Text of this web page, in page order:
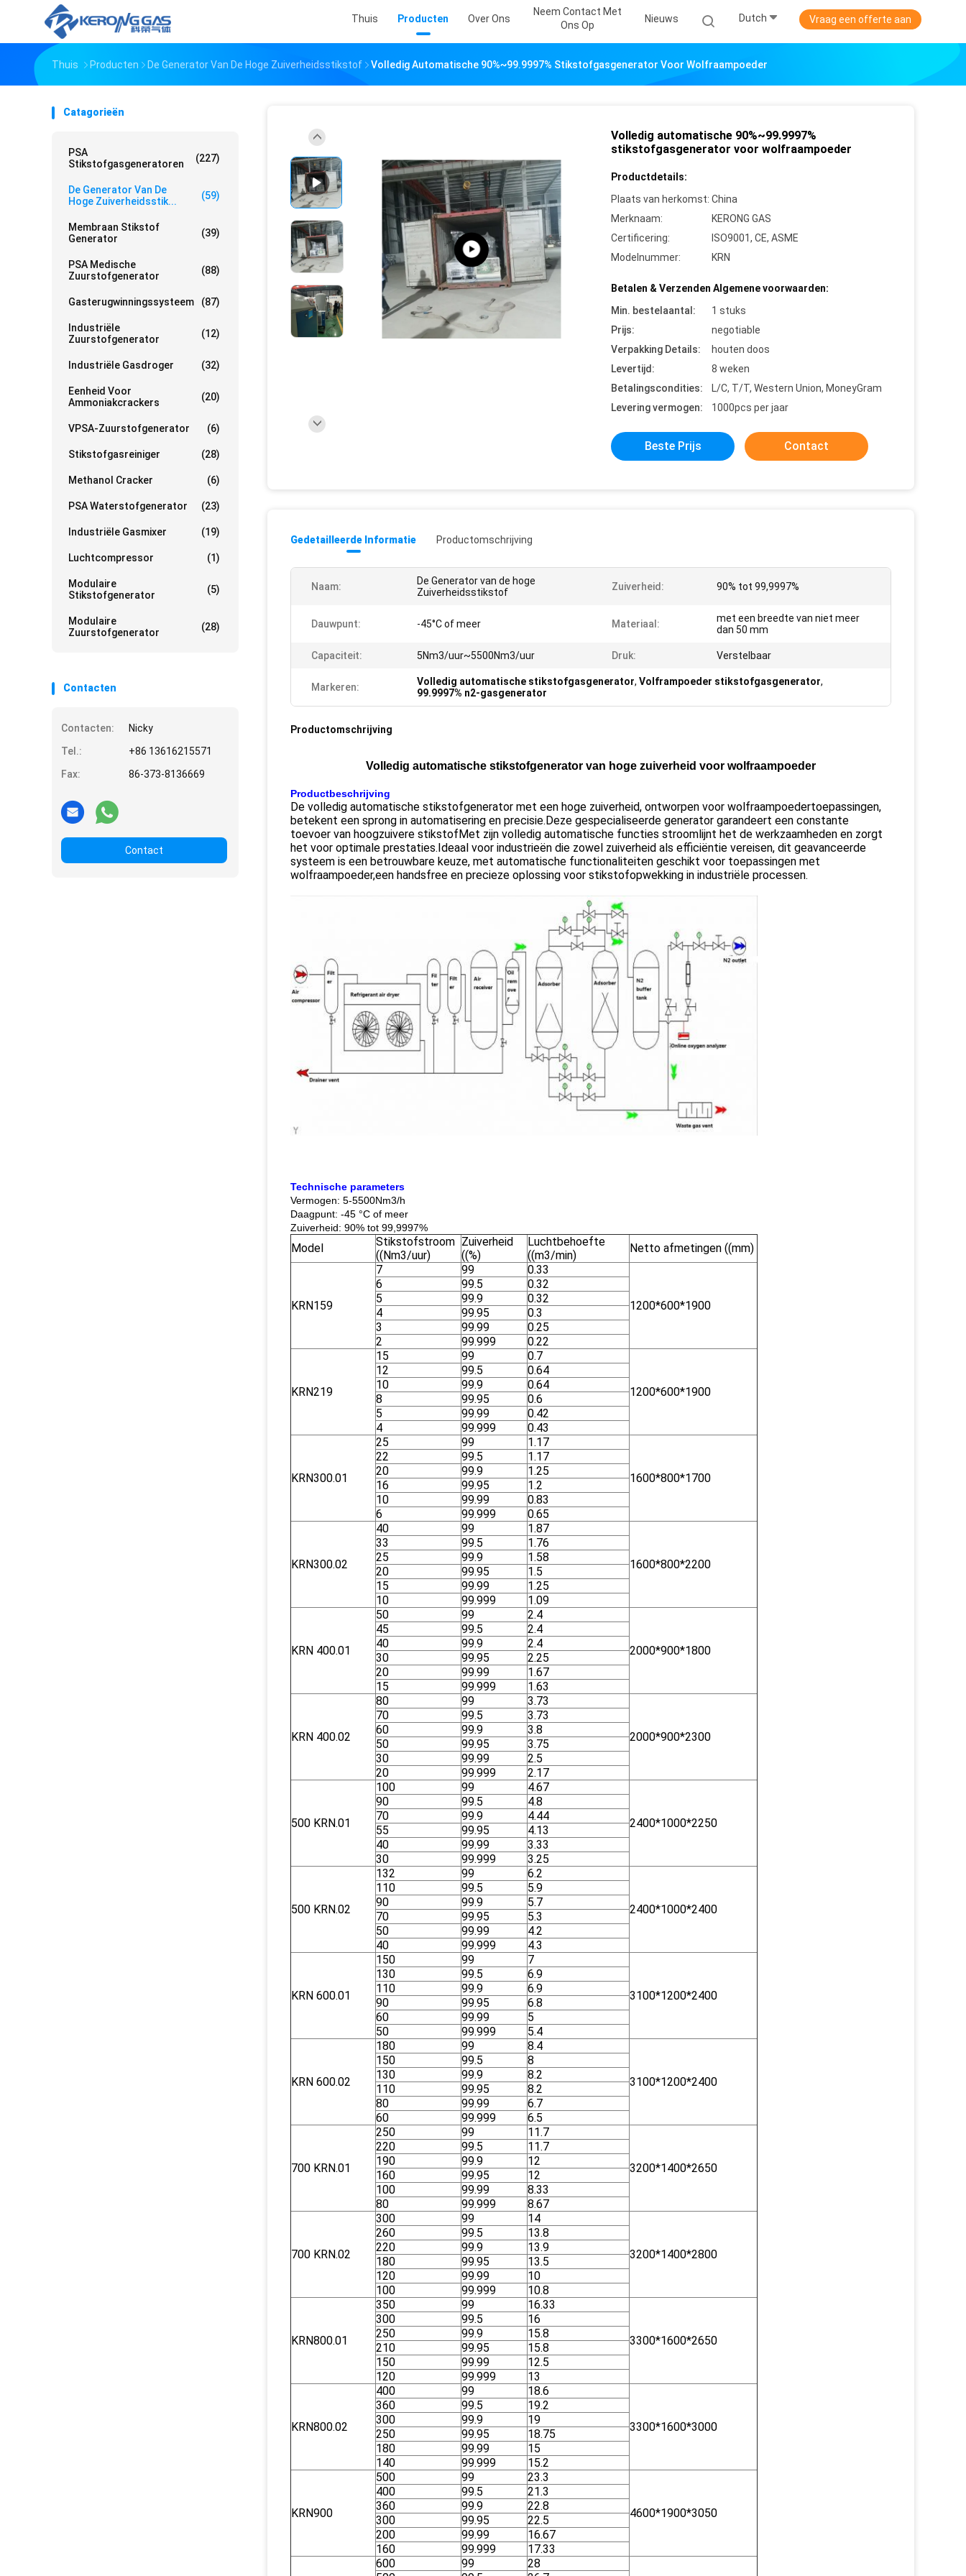
Thuis Producten Over Ons
Neem Contact Met
Ons Op
Nieuws Dutch Vraag een offerte aan
Thuis Producten De Generator Van De Hoge Zuiverheidsstikstof Volledig Automatische 90%~99.9997% Stikstofgasgenerator Voor Wolfraampoeder
Catagorieën
PSA
Stikstofgasgeneratoren
(227)
De Generator Van De
Hoge Zuiverheidsstik...
(59)
Membraan Stikstof
Generator
(39)
PSA Medische
Zuurstofgenerator
(88)
Gasterugwinningssysteem (87)
Industriële
Zuurstofgenerator
(12)
Industriële Gasdroger (32)
Eenheid Voor
Ammoniakcrackers
(20)
VPSA-Zuurstofgenerator (6)
Stikstofgasreiniger (28)
Methanol Cracker (6)
PSA Waterstofgenerator (23)
Industriële Gasmixer (19)
Luchtcompressor (1)
Modulaire
Stikstofgenerator
(5)
Modulaire
Zuurstofgenerator
(28)
Contacten
Contacten:
Nicky
Tel.:
+86 13616215571
Fax:
86-373-8136669
Contact
Volledig automatische 90%~99.9997%
stikstofgasgenerator voor wolfraampoeder
Productdetails:
Plaats van herkomst: China
Merknaam:
KERONG GAS
Certificering:
ISO9001, CE, ASME
Modelnummer:
KRN
Betalen & Verzenden Algemene voorwaarden:
Min. bestelaantal:
1 stuks
Prijs:
negotiable
Verpakking Details:
houten doos
Levertijd:
8 weken
Betalingscondities:
L/C, T/T, Western Union, MoneyGram
Levering vermogen:
1000pcs per jaar
Beste Prijs Contact
Gedetailleerde Informatie Productomschrijving
Naam:
De Generator van de hoge
Zuiverheidsstikstof
Zuiverheid: 90% tot 99,9997%
Dauwpunt: -45°C of meer Materiaal:
met een breedte van niet meer
dan 50 mm
Capaciteit: 5Nm3/uur~5500Nm3/uur Druk: Verstelbaar
Markeren: Volledig automatische stikstofgasgenerator, Volframpoeder stikstofgasgenerator,
99.9997% n2-gasgenerator
Productomschrijving
Volledig automatische stikstofgenerator van hoge zuiverheid voor wolfraampoeder
Productbeschrijving
De volledig automatische stikstofgenerator met een hoge zuiverheid, ontworpen voor wolfraampoedertoepassingen,
betekent een sprong in automatisering en precisie.Deze gespecialiseerde generator garandeert een constante
toevoer van hoogzuivere stikstofMet zijn volledig automatische functies stroomlijnt het de werkzaamheden en zorgt
het voor optimale prestaties.Ideaal voor industrieën die zowel zuiverheid als efficiëntie vereisen, dit geavanceerde
systeem is een betrouwbare keuze, met automatische functionaliteiten geschikt voor toepassingen met
wolfraampoeder,een handsfree en precieze oplossing voor stikstofopwekking in industriële processen.
Technische parameters
Vermogen: 5-5500Nm3/h
Daagpunt: -45 °C of meer
Zuiverheid: 90% tot 99,9997%
Model
Stikstofstroom
((Nm3/uur)
Zuiverheid
((%)
Luchtbehoefte
((m3/min)
Netto afmetingen ((mm)
KRN159
7 99 0.33
1200*600*1900
6 99.5
0.32
5
99.9
0.32
4
99.95
0.3
3
99.99
0.25
2
99.999 0.22
KRN219
15 99 0.7
1200*600*1900
12 99.5
0.64
10
99.9
0.64
8
99.95
0.6
5
99.99
0.42
4
99.999 0.43
KRN300.01
25 99 1.17
1600*800*1700
22 99.5
1.17
20
99.9
1.25
16
99.95
1.2
10
99.99
0.83
6
99.999 0.65
KRN300.02
40 99 1.87
1600*800*2200
33 99.5
1.76
25
99.9
1.58
20
99.95
1.5
15
99.99
1.25
10
99.999 1.09
KRN 400.01
50 99 2.4
2000*900*1800
45 99.5
2.4
40
99.9
2.4
30
99.95
2.25
20
99.99
1.67
15
99.999 1.63
KRN 400.02
80 99 3.73
2000*900*2300
70 99.5
3.73
60
99.9
3.8
50
99.95
3.75
30
99.99
2.5
20
99.999 2.17
500 KRN.01
100 99 4.67
2400*1000*2250
90 99.5
4.8
70
99.9
4.44
55
99.95
4.13
40
99.99
3.33
30
99.999 3.25
500 KRN.02
132 99 6.2
2400*1000*2400
110 99.5
5.9
90
99.9
5.7
70
99.95
5.3
50
99.99
4.2
40
99.999 4.3
KRN 600.01
150 99 7
3100*1200*2400
130 99.5
6.9
110
99.9
6.9
90
99.95
6.8
60
99.99
5
50
99.999 5.4
KRN 600.02
180 99 8.4
3100*1200*2400
150 99.5
8
130
99.9
8.2
110
99.95
8.2
80
99.99
6.7
60
99.999 6.5
700 KRN.01
250 99 11.7
3200*1400*2650
220 99.5
11.7
190
99.9
12
160
99.95
12
100
99.99
8.33
80
99.999 8.67
700 KRN.02
300 99 14
3200*1400*2800
260 99.5
13.8
220
99.9
13.9
180
99.95
13.5
120
99.99
10
100
99.999 10.8
KRN800.01
350 99 16.33
3300*1600*2650
300 99.5
16
250
99.9
15.8
210
99.95
15.8
150
99.99
12.5
120
99.999 13
KRN800.02
400 99 18.6
3300*1600*3000
360 99.5
19.2
300
99.9
19
250
99.95
18.75
180
99.99
15
140
99.999 15.2
KRN900
500 99 23.3
4600*1900*3050
400 99.5
21.3
360
99.9
22.8
300
99.95
22.5
200
99.99
16.67
160
99.999
17.33
600
99
28